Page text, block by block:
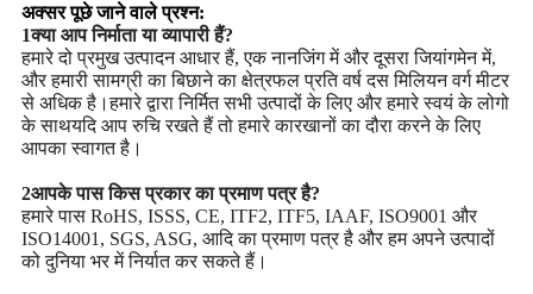
अक्सर पूछे जाने वाले प्रश्न:
1क्या आप निर्माता या व्यापारी हैं?
हमारे दो प्रमुख उत्पादन आधार हैं, एक नानजिंग में और दूसरा जियांगमेन में,
और हमारी सामग्री का बिछाने का क्षेत्रफल प्रति वर्ष दस मिलियन वर्ग मीटर
से अधिक है।हमारे द्वारा निर्मित सभी उत्पादों के लिए और हमारे स्वयं के लोगो
के साथयदि आप रुचि रखते हैं तो हमारे कारखानों का दौरा करने के लिए
आपका स्वागत है।
2आपके पास किस प्रकार का प्रमाण पत्र है?
हमारे पास RoHS, ISSS, CE, ITF2, ITF5, IAAF, ISO9001 और
ISO14001, SGS, ASG, आदि का प्रमाण पत्र है और हम अपने उत्पादों
को दुनिया भर में निर्यात कर सकते हैं।